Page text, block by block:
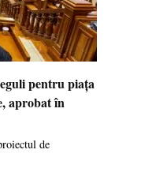
pentru piața
aprobat în
de